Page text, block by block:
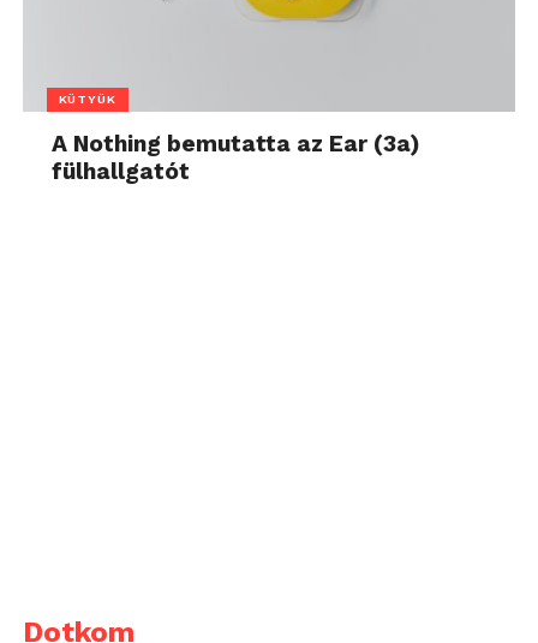
KÜTYÜK
A Nothing bemutatta az Ear (3a)
fülhallgatót
Dotkom